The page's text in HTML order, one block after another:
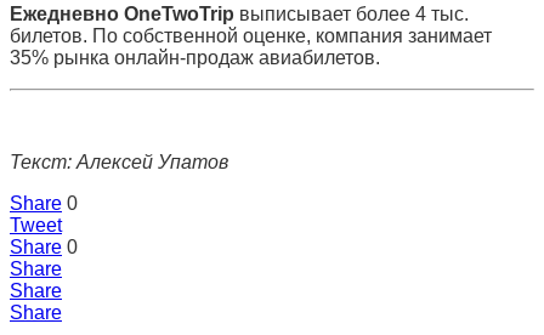
Ежедневно OneTwoTrip выписывает более 4 тыс.
билетов. По собственной оценке, компания занимает
35% рынка онлайн-продаж авиабилетов.
Текст: Алексей Упатов
Share 0
Tweet
Share 0
Share
Share
Share